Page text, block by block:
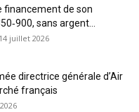
financement de son
sans argent...
14 juillet 2026
directrice générale d’Air
français